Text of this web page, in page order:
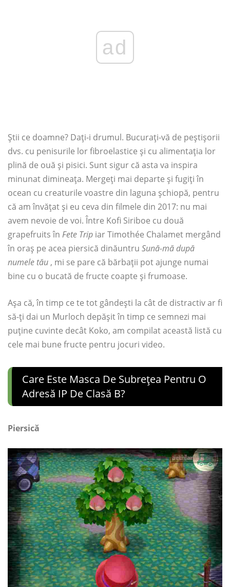
ad
Știi ce doamne? Dați-i drumul. Bucurați-vă de peștișorii
dvs. cu penisurile lor fibroelastice și cu alimentația lor
plină de ouă și pisici. Sunt sigur că asta va inspira
minunat dimineața. Mergeți mai departe și fugiți în
ocean cu creaturile voastre din laguna șchiopă, pentru
că am învățat și eu ceva din filmele din 2017: nu mai
avem nevoie de voi. Între Kofi Siriboe cu două
grapefruits în Fete Trip iar Timothée Chalamet mergând
în oraș pe acea piersică dinăuntru Sună-mă după
numele tău , mi se pare că bărbații pot ajunge numai
bine cu o bucată de fructe coapte și frumoase.
Așa că, în timp ce te tot gândești la cât de distractiv ar fi
să-ți dai un Murloch depășit în timp ce semnezi mai
puține cuvinte decât Koko, am compilat această listă cu
cele mai bune fructe pentru jocuri video.
Care Este Masca De Subrețea Pentru O
Adresă IP De Clasă B?
Piersică